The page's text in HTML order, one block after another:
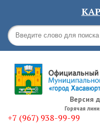
Версия
Горячая
+7 (967) 938-99-99